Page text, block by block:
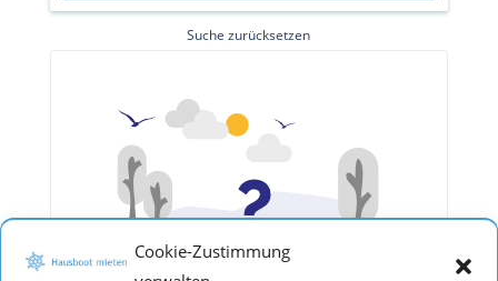
Cookie-Zustimmung
Suche zurücksetzen